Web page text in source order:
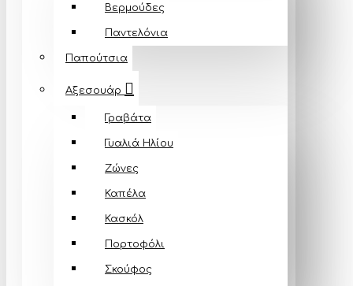
Βερμούδες
Παντελόνια
Παπούτσια
Αξεσουάρ
Γραβάτα
Γυαλιά Ηλίου
Ζώνες
Καπέλα
Κασκόλ
Πορτοφόλι
Σκούφος